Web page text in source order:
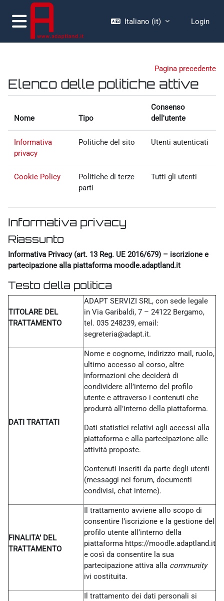
Vai al contenuto principale
Pannello laterale
Italiano ‎(it)‎ Login
Pagina precedente
Elenco delle politiche attive
Nome Tipo
Consenso
dell'utente
Informativa
privacy
Politiche del sito Utenti autenticati
Cookie Policy
Politiche di terze
parti
Tutti gli utenti
Informativa privacy
Riassunto
Informativa Privacy (art. 13 Reg. UE 2016/679) – iscrizione e
partecipazione alla piattaforma moodle.adaptland.it
Testo della politica
TITOLARE DEL
TRATTAMENTO
ADAPT SERVIZI SRL, con sede legale
in Via Garibaldi, 7 – 24122 Bergamo,
tel. 035 248239, email:
segreteria@adapt.it.
DATI TRATTATI
Nome e cognome, indirizzo mail, ruolo,
ultimo accesso al corso, altre
informazioni che deciderà di
condividere all’interno del profilo
utente e attraverso i contenuti che
produrrà all’interno della piattaforma.
Dati statistici relativi agli accessi alla
piattaforma e alla partecipazione alle
attività proposte.
Contenuti inseriti da parte degli utenti
(messaggi nei forum, documenti
condivisi, chat interne).
FINALITA’ DEL
TRATTAMENTO
Il trattamento avviene allo scopo di
consentire l’iscrizione e la gestione del
profilo utente all’interno della
piattaforma https://moodle.adaptland.it
e così da consentire la sua
partecipazione attiva alla community
ivi costituita.
Il trattamento dei dati personali si